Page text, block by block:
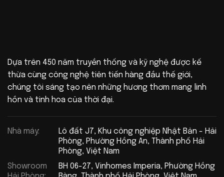
Dựa trên 450 năm truyền thống và kỹ nghệ được kế
thừa cùng công nghệ tiên tiến hàng đầu thế giới,
chúng tôi sáng tạo nên những hương thơm mang linh
hồn và tinh hoa của thời đại.
Nhà máy:
Lô đất J7, Khu công nghiệp Nhật Bản - Hải
Phòng, Phường Hồng An, Thành phố Hải
Phòng, Việt Nam
Showroom
BH 06-27, Vinhomes Imperia, Phường Hồng